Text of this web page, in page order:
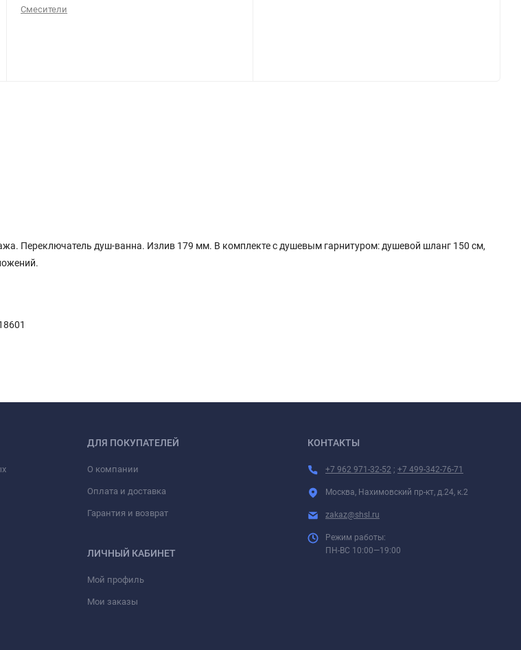
Смесители
Переключатель душ-ванна. Излив 179 мм. В комплекте с душевым гарнитуром: душевой шланг 150 см,
ДЛЯ ПОКУПАТЕЛЕЙ
О компании
Оплата и доставка
Гарантия и возврат
ЛИЧНЫЙ КАБИНЕТ
Мой профиль
Мои заказы
КОНТАКТЫ
+7 962 971-32-52 ; +7 499-342-76-71
Москва, Нахимовский пр-кт, д.24, к.2
zakaz@shsl.ru
Режим работы:
ПН-ВС 10:00—19:00